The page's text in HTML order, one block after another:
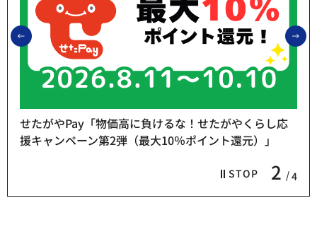
前のスライドを表示
STOP 2 4
せたがやPay「物価高に負けるな！せたがやくらし応
援キャンペーン第2弾（最大10％ポイント還元）」